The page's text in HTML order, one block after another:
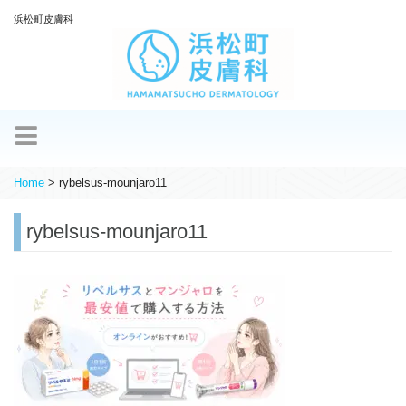
浜松町皮膚科
Home > rybelsus-mounjaro11
rybelsus-mounjaro11